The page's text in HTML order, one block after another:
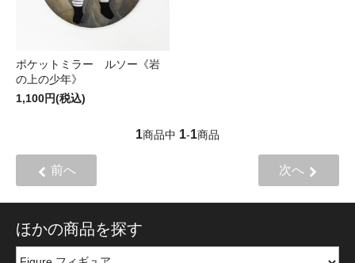
ポケットミラー ルソー《岩
の上の少年》
1,100円(税込)
1商品中 1-1商品
前へ 次へ
ほかの商品を探す